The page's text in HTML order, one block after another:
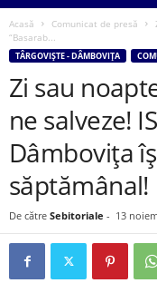
Acasă Comunicat de presă
“Basarab...
TÂRGOVIȘTE - DÂMBOVIȚA
Zi sau
ne salveze!
Dâmboviţa
săptămânal!
De către Sebitoriale - 13